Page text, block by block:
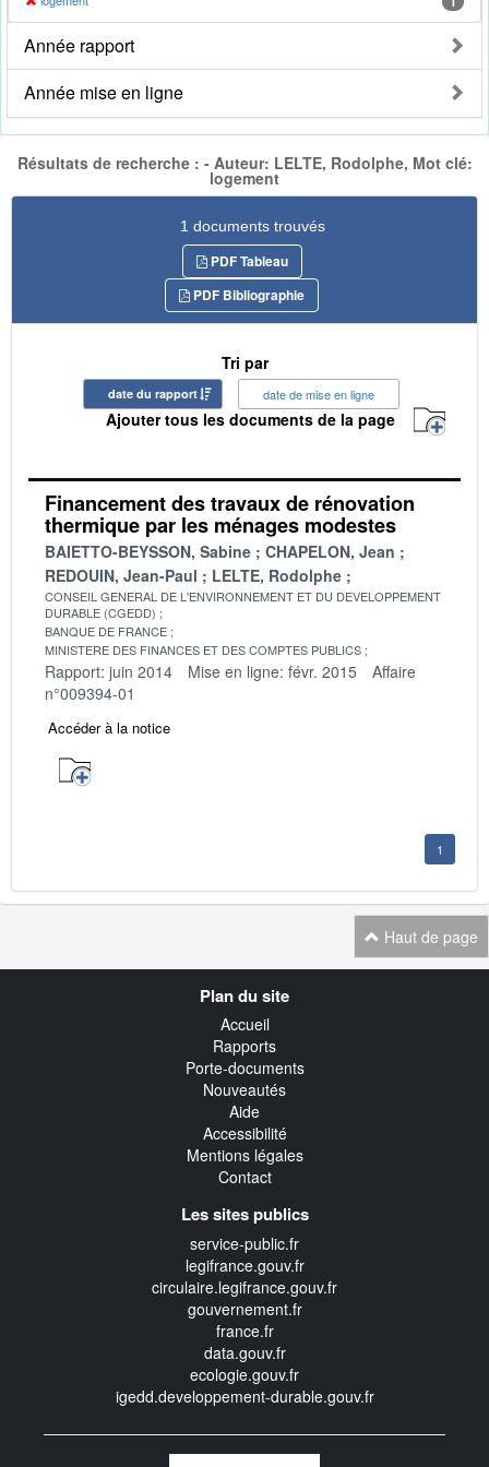
Année rapport
Année mise en ligne
Résultats de recherche : - Auteur: LELTE, Rodolphe, Mot clé:
logement
1 documents trouvés
PDF Tableau
PDF Bibliographie
Tri par
date du rapport date de mise en ligne
Ajouter tous les documents de la page
Financement des travaux de rénovation
thermique par les ménages modestes
BAIETTO-BEYSSON, Sabine
CHAPELON, Jean
REDOUIN, Jean-Paul
LELTE, Rodolphe
CONSEIL GENERAL DE L'ENVIRONNEMENT ET DU DEVELOPPEMENT
DURABLE (CGEDD)
BANQUE DE FRANCE
MINISTERE DES FINANCES ET DES COMPTES PUBLICS
Rapport: juin 2014 Mise en ligne: févr. 2015
Affaire
n°009394-01
Accéder à la notice
1
Haut de page
Plan du site
Accueil
Rapports
Porte-documents
Nouveautés
Aide
Accessibilité
Mentions légales
Contact
Les sites publics
service-public.fr
legifrance.gouv.fr
circulaire.legifrance.gouv.fr
gouvernement.fr
france.fr
data.gouv.fr
ecologie.gouv.fr
igedd.developpement-durable.gouv.fr